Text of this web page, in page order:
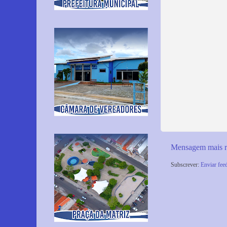
Mensagem mais
Subscrever: Enviar